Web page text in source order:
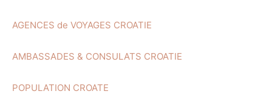
AGENCES de VOYAGES CROATIE
AMBASSADES & CONSULATS CROATIE
POPULATION CROATE